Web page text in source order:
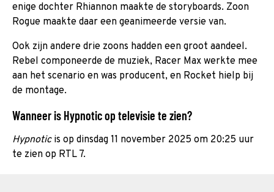
enige dochter Rhiannon maakte de storyboards. Zoon
Rogue maakte daar een geanimeerde versie van.
Ook zijn andere drie zoons hadden een groot aandeel.
Rebel componeerde de muziek, Racer Max werkte mee
aan het scenario en was producent, en Rocket hielp bij
de montage.
Wanneer is Hypnotic op televisie te zien?
Hypnoticis op dinsdag 11 november 2025 om 20:25 uur
te zien op RTL 7.